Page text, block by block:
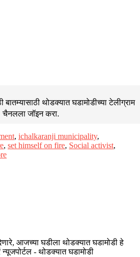
बातम्यासाठी थोडक्यात घडामोडीच्याटेलीग्राम
चैनलला जॉइन करा.
, ichalkaranji municipality,
, set himself on fire, Social activist,
आजच्या घडीला थोडक्यात घडामोडी हे
न्यूजपोर्टल - थोडक्यात घडामोडी